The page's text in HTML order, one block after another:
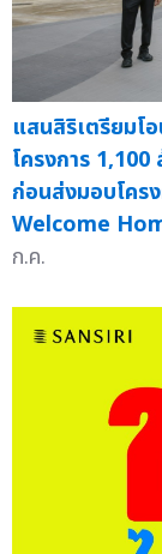
แสนสิริเตรียมโ
โครงการ
ก่อนส่งมอบโคร
Welcome
ก.ค.